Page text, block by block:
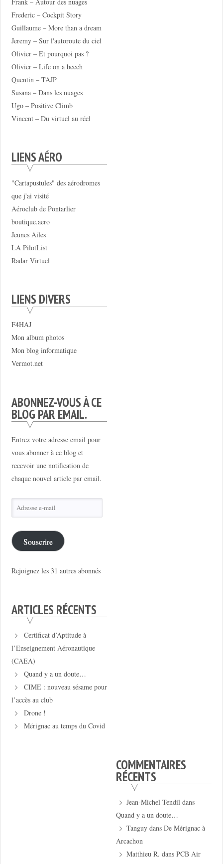
Frederic – Cockpit Story
Guillaume – More than a dream
Jeremy – Sur l'autoroute du ciel
Olivier – Et pourquoi pas ?
Olivier – Life on a beech
Quentin – TAJP
Susana – Dans les nuages
Ugo – Positive Climb
Vincent – Du virtuel au réel
LIENS AÉRO
"Cartapustules" des aérodromes
que j'ai visité
Aéroclub de Pontarlier
boutique.aero
Jeunes Ailes
LA PilotList
Radar Virtuel
LIENS DIVERS
F4HAJ
Mon album photos
Mon blog informatique
Vermot.net
ABONNEZ-VOUS À CE
BLOG PAR EMAIL.
Entrez votre adresse email pour
vous abonner à ce blog et
recevoir une notification de
chaque nouvel article par email.
Adresse
e-
mail
Souscrire
Rejoignez les 31 autres abonnés
ARTICLES RÉCENTS
Certificat d’Aptitude à
l’Enseignement Aéronautique
(CAEA)
Quand y a un doute…
CIME : nouveau sésame pour
l’accès au club
Drone !
Mérignac au temps du Covid
COMMENTAIRES
RÉCENTS
Jean-Michel Tendil dans
Quand y a un doute…
Tanguydans De Mérignac à
Arcachon
Matthieu R. dans PCB Air